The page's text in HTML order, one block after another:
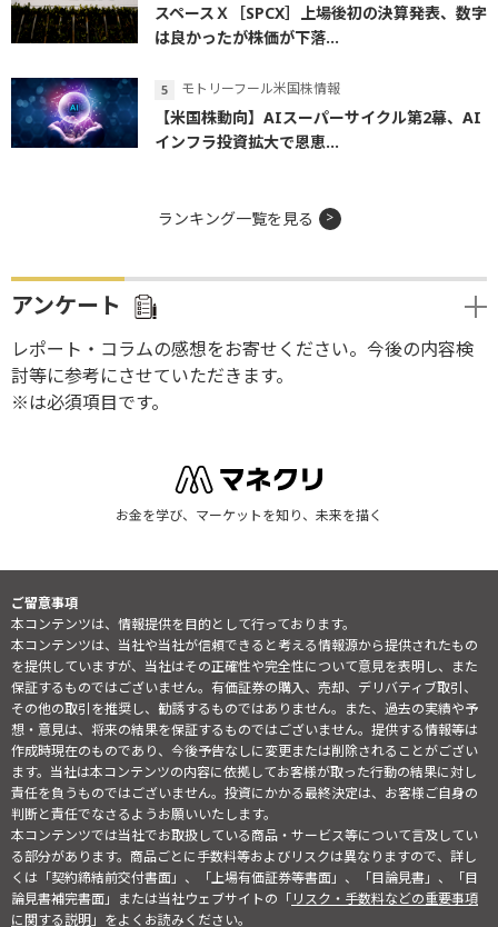
スペースＸ［SPCX］上場後初の決算発表、数字
は良かったが株価が下落...
モトリーフール米国株情報
【米国株動向】AIスーパーサイクル第2幕、AI
インフラ投資拡大で恩恵...
ランキング一覧を見る
アンケート
レポート・コラムの感想をお寄せください。今後の内容検
討等に参考にさせていただきます。
※は必須項目です。
お金を学び、マーケットを知り、未来を描く
ご留意事項
本コンテンツは、情報提供を目的として行っております。
本コンテンツは、当社や当社が信頼できると考える情報源から提供されたもの
を提供していますが、当社はその正確性や完全性について意見を表明し、また
保証するものではございません。有価証券の購入、売却、デリバティブ取引、
その他の取引を推奨し、勧誘するものではありません。また、過去の実績や予
想・意見は、将来の結果を保証するものではございません。提供する情報等は
作成時現在のものであり、今後予告なしに変更または削除されることがござい
ます。当社は本コンテンツの内容に依拠してお客様が取った行動の結果に対し
責任を負うものではございません。投資にかかる最終決定は、お客様ご自身の
判断と責任でなさるようお願いいたします。
本コンテンツでは当社でお取扱している商品・サービス等について言及してい
る部分があります。商品ごとに手数料等およびリスクは異なりますので、詳し
くは「契約締結前交付書面」、「上場有価証券等書面」、「目論見書」、「目
論見書補完書面」または当社ウェブサイトの「リスク・手数料などの重要事項
に関する説明」をよくお読みください。